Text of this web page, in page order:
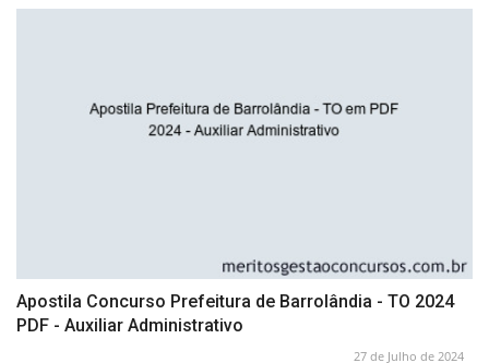
Apostila Concurso Prefeitura de Barrolândia - TO 2024
PDF - Auxiliar Administrativo
27 de Julho de 2024